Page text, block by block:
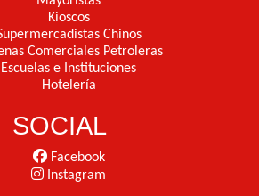
Kioscos
Chinos
Comerciales Petroleras
Escuelas e Instituciones
Hotelería
SOCIAL
Facebook
Instagram